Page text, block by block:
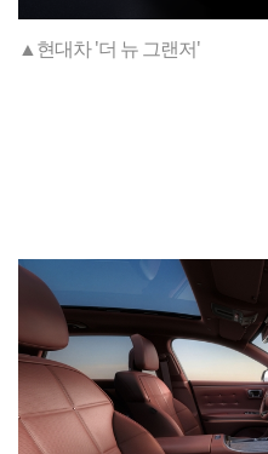
▲현대차 '더 뉴 그랜저'